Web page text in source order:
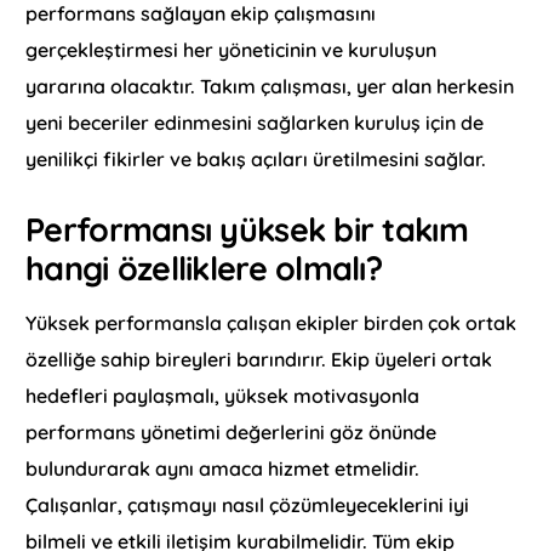
performans sağlayan ekip çalışmasını
gerçekleştirmesi her yöneticinin ve kuruluşun
yararına olacaktır. Takım çalışması, yer alan herkesin
yeni beceriler edinmesini sağlarken kuruluş için de
yenilikçi fikirler ve bakış açıları üretilmesini sağlar.
Performansı yüksek bir takım
hangi özelliklere olmalı?
Yüksek performansla çalışan ekipler birden çok ortak
özelliğe sahip bireyleri barındırır. Ekip üyeleri ortak
hedefleri paylaşmalı, yüksek motivasyonla
performans yönetimi değerlerini göz önünde
bulundurarak aynı amaca hizmet etmelidir.
Çalışanlar, çatışmayı nasıl çözümleyeceklerini iyi
bilmeli ve etkili iletişim kurabilmelidir. Tüm ekip